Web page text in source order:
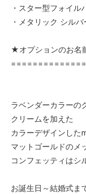
・スター型フォイル
・メタリック シル
★オプションのお名
ラベンダーカラーの
クリームを加えた
カラーデザインした
マットゴールドのメ
コンフェッティはシ
お誕生日～結婚式ま